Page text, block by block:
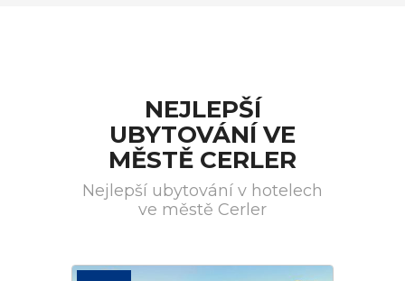
NEJLEPŠÍ
UBYTOVÁNÍ VE
MĚSTĚ CERLER
Nejlepší ubytování v hotelech
ve městě Cerler